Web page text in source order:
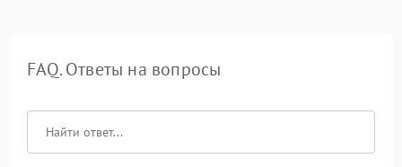
FAQ. Ответы на вопросы